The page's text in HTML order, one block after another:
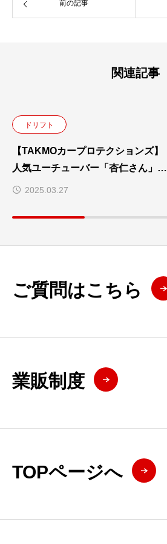
前の記事
関連記事
ドリフト
【TAKMOカープロテクションズ】
人気ユーチューバー「杏仁さん」と
「ラバー博士」をドリフトレースで
2025.03.27
ご質問はこちら
業販制度
TOPページへ